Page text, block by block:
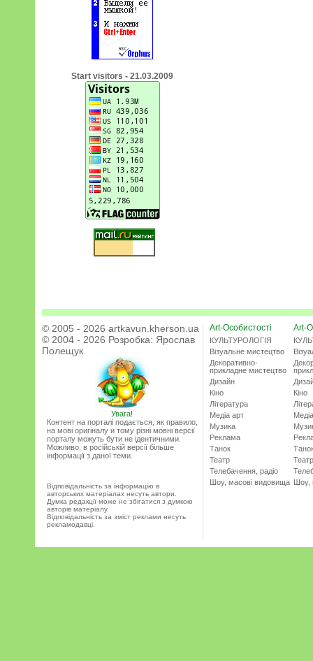
Start visitors - 21.03.2009
© 2005 - 2026 artkavun.kherson.ua
© 2004 - 2026 Розробка: Ярослав
Полещук
Увага!
Контент на порталі подається, як правило,
на мові оригіналу и тому різні мовні версії
порталу можуть бути не ідентичними.
Можливо, в російській версії більше
інформації з даної теми.
Відповідальність за інформацію в
авторських матеріалах несуть автори.
Думка редакції може не збігатися з думкою
авторів матеріалу.
Відповідальність за зміст реклами несуть
рекламодавці.
Art-Особистості
КУЛЬТУРОЛОГІЯ
Візуальне мистецтво
Декоративно-
прикладне мистецтво
Дизайн
Кіно
Література
Медіа арт
Музика
Реклама
Танок
Театр
Телебачення, радіо
Шоу, масові видовища
Art-
Кіно
Театр
Шоу,